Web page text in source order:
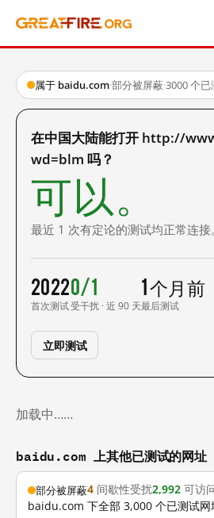
属于 baidu.com·部分被屏蔽·3000 个
在中国大陆能打开 http://
wd=blm 吗？
可以。
最近 1 次有定论的测试均正常连接。
2022
首次测试
0/1
受干扰 · 近 90 天
1 个月前
最后测试
立即测试
加载中……
baidu.com 上其他已测试的网址
部分被屏蔽4 间歇性受扰2,992 可访
baidu.com 下全部 3,000 个已测试